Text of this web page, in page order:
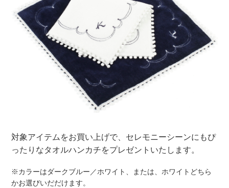
対象アイテムをお買い上げで、セレモニーシーンにもぴ
ったりなタオルハンカチをプレゼントいたします。
※カラーはダークブルー／ホワイト、または、ホワイトどちら
かお選びいだだけます。